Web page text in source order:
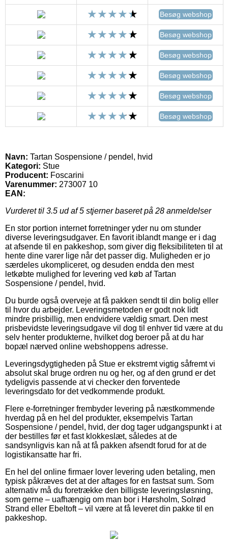
Besøg webshop
Besøg webshop
Besøg webshop
Besøg webshop
Besøg webshop
Besøg webshop
Navn: Tartan Sospensione / pendel, hvid
Kategori: Stue
Producent: Foscarini
Varenummer: 273007 10
EAN:
Vurderet til 3.5 ud af 5 stjerner baseret på 28 anmeldelser
En stor portion internet forretninger yder nu om stunder
diverse leveringsudgaver. En favorit iblandt mange er i dag
at afsende til en pakkeshop, som giver dig fleksibiliteten til at
hente dine varer lige når det passer dig. Muligheden er jo
særdeles ukompliceret, og desuden endda den mest
letkøbte mulighed for levering ved køb af Tartan
Sospensione / pendel, hvid.
Du burde også overveje at få pakken sendt til din bolig eller
til hvor du arbejder. Leveringsmetoden er godt nok lidt
mindre prisbillig, men endvidere vældig smart. Den mest
prisbevidste leveringsudgave vil dog til enhver tid være at du
selv henter produkterne, hvilket dog beroer på at du har
bopæl nærved online webshoppens adresse.
Leveringsdygtigheden på Stue er ekstremt vigtig såfremt vi
absolut skal bruge ordren nu og her, og af den grund er det
tydeligvis passende at vi checker den forventede
leveringsdato for det vedkommende produkt.
Flere e-forretninger frembyder levering på næstkommende
hverdag på en hel del produkter, eksempelvis Tartan
Sospensione / pendel, hvid, der dog tager udgangspunkt i at
der bestilles før et fast klokkeslæt, således at de
sandsynligvis kan nå at få pakken afsendt forud for at de
logistikansatte har fri.
En hel del online firmaer lover levering uden betaling, men
typisk påkræves det at der aftages for en fastsat sum. Som
alternativ må du foretrække den billigste leveringsløsning,
som gerne – uafhængig om man bor i Hørsholm, Solrød
Strand eller Ebeltoft – vil være at få leveret din pakke til en
pakkeshop.